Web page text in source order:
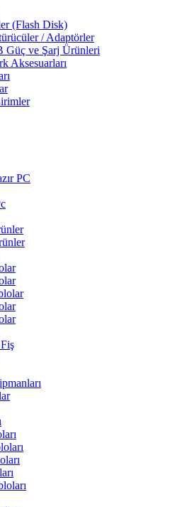
(Flash Disk)
/ Adaptörler
Güç ve Şarj Ürünleri
Aksesuarları
PC